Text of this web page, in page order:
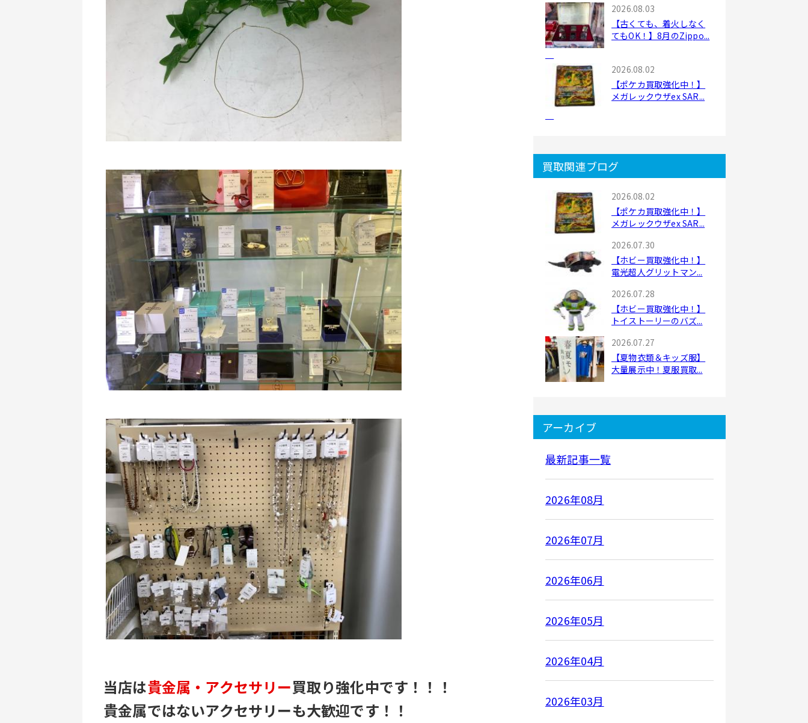
当店は貴金属・アクセサリー買取り強化中です！！！
貴金属ではないアクセサリーも大歓迎です！！
2026.08.03
【古くても、着火しなく
てもOK！】8月のZippo...
2026.08.02
【ポケカ買取強化中！】
メガレックウザex SAR...
買取関連ブログ
2026.08.02
【ポケカ買取強化中！】
メガレックウザex SAR...
2026.07.30
【ホビー買取強化中！】
電光超人グリットマン...
2026.07.28
【ホビー買取強化中！】
トイストーリーのバズ...
2026.07.27
【夏物衣類＆キッズ服】
大量展示中！夏服買取...
アーカイブ
最新記事一覧
2026年08月
2026年07月
2026年06月
2026年05月
2026年04月
2026年03月